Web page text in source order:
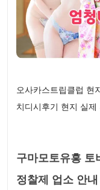
오사카스트립클럽 현
치디시후기 현지 실
구마모토유흥 토
정찰제 업소 안